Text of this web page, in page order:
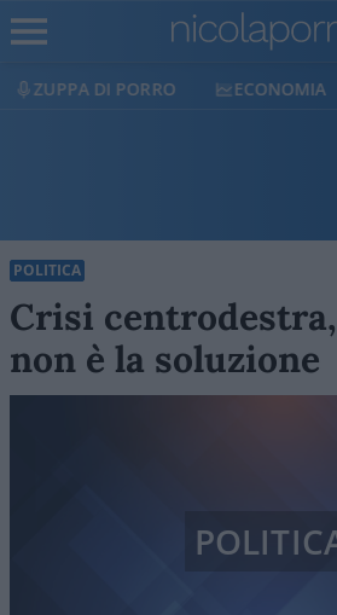
ECONOMIA LIBERILIBRI
POLITICA
Crisi
non è la soluzione